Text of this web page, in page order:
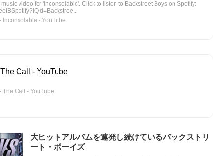
music video for 'Inconsolable'. Click to listen to Backstreet Boys on Spotify:
Inconsolable - YouTube
Call - YouTube
The Call - YouTube
大ヒットアルバムを連発し続けているバックストリ
ート・ボーイズ